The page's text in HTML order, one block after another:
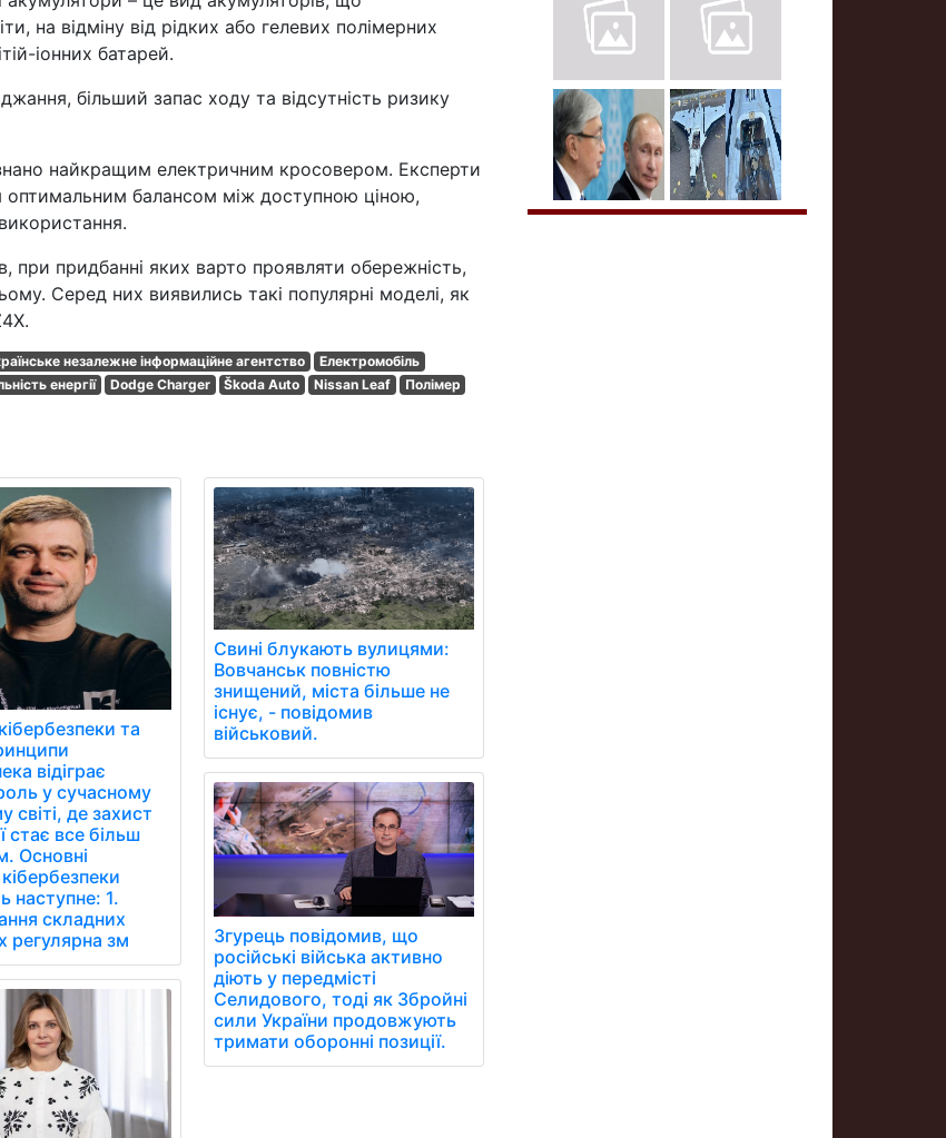
на відміну від рідких або гелевих полімерних
іонних батарей.
більший запас ходу та відсутність ризику
найкращим електричним кросовером. Експерти
оптимальним балансом між доступною ціною,
при придбанні яких варто проявляти обережність,
Серед них виявились такі популярні моделі, як
незалежне інформаційне агентство
Електромобіль
енергії Dodge Charger Škoda Auto Nissan Leaf
Полімер
та
відіграє
у сучасному
світі, де захист
стає все більш
Основні
1.
складних
регулярна зм
Свині блукають вулицями:
Вовчанськ повністю
знищений, міста більше не
існує, - повідомив
військовий.
Згурець повідомив, що
російські війська активно
діють у передмісті
Селидового, тоді як Збройні
сили України продовжують
тримати оборонні позиції.